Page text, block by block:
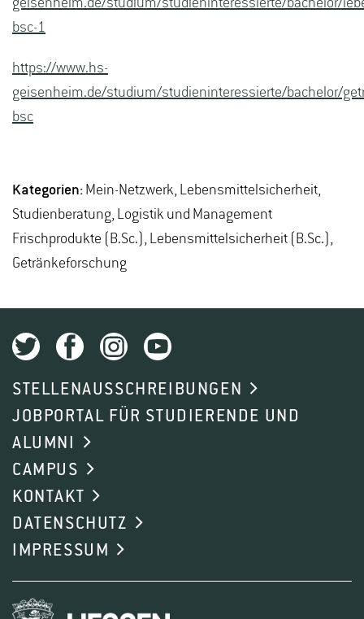
geisenheim.de/studium/studieninteressierte/bachelor/
bsc-1
https://www.hs-
geisenheim.de/studium/studieninteressierte/bachelor/
bsc
Kategorien: Mein-Netzwerk, Lebensmittelsicherheit,
Studienberatung, Logistik und Management
Frischprodukte (B.Sc.), Lebensmittelsicherheit (B.Sc.),
Getränkeforschung
STELLENAUSSCHREIBUNGEN
JOBPORTAL FÜR STUDIERENDE UND
ALUMNI
CAMPUS
KONTAKT
DATENSCHUTZ
IMPRESSUM